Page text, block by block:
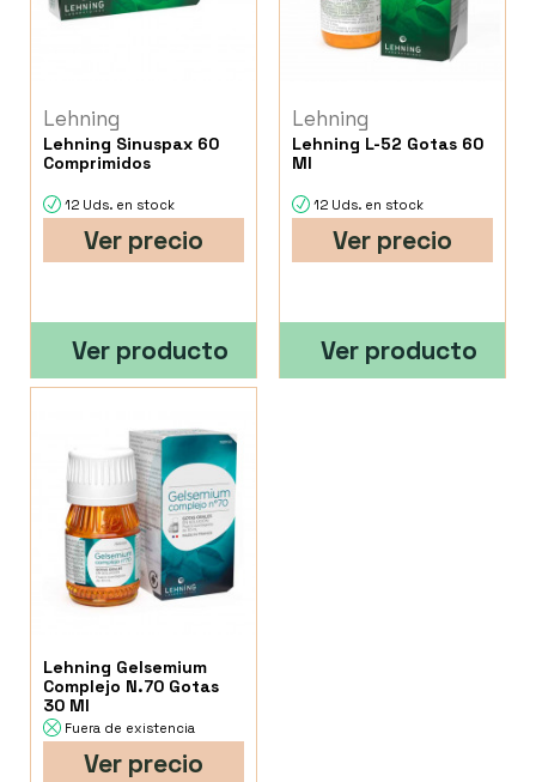
Lehning
Lehning Sinuspax 60
Comprimidos
12 Uds. en stock
Ver precio
Ver producto
Lehning
Lehning L-52 Gotas 60
Ml
12 Uds. en stock
Ver precio
Ver producto
Lehning Gelsemium
Complejo N.70 Gotas
30 Ml
Fuera de existencia
Ver precio